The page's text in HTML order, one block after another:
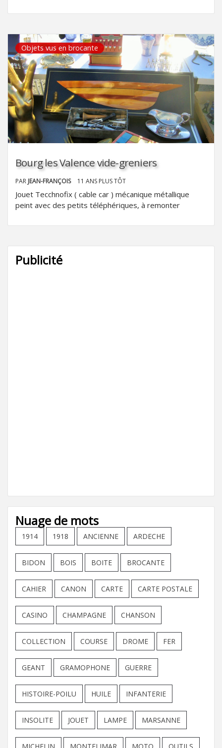
Objets vus en brocante
Bourg les Valence vide-greniers
PAR JEAN-FRANÇOIS 11 ANS PLUS TÔT
Jouet Tecchnofix ( cable car ) mécanique métallique
peint avec des petits téléphériques, à remonter
Publicité
Nuage de mots
1914 1918 ANCIENNE ARDECHE
BIDON BOIS BOITE BROCANTE
CAHIER CANON CARTE CARTE POSTALE
CASINO CHAMPAGNE CHANSON
COLLECTION COURSE DROME FER
GEANT GRAMOPHONE GUERRE
HISTOIRE-POILU HUILE INFANTERIE
INSOLITE JOUET LAMPE MARSANNE